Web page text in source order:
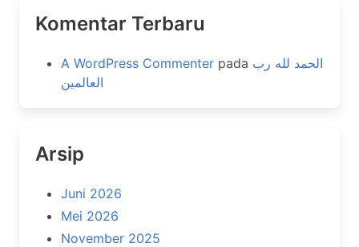
Komentar Terbaru
A WordPress Commenter pada الحمد لله رب
العالمين
Arsip
Juni 2026
Mei 2026
November 2025